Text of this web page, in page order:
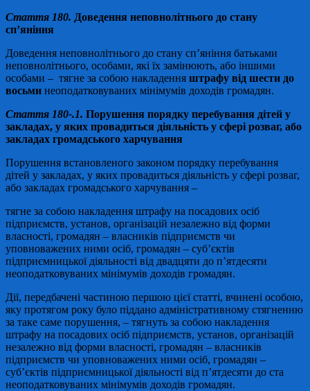
Стаття 180. Доведення неповнолітнього до стану
сп’яніння
Доведення неповнолітнього до стану сп’яніння батьками
неповнолітнього, особами, які їх замінюють, або іншими
особами – тягне за собою накладення штрафу від шести до
восьми неоподатковуваних мінімумів доходів громадян.
Стаття 180-.1. Порушення порядку перебування дітей у
закладах, у яких провадиться діяльність у сфері розваг, або
закладах громадського харчування
Порушення встановленого законом порядку перебування
дітей у закладах, у яких провадиться діяльність у сфері розваг,
або закладах громадського харчування –
тягне за собою накладення штрафу на посадових осіб
підприємств, установ, організацій незалежно від форми
власності, громадян – власників підприємств чи
уповноважених ними осіб, громадян – суб’єктів
підприємницької діяльності від двадцяти до п’ятдесяти
неоподатковуваних мінімумів доходів громадян.
Дії, передбачені частиною першою цієї статті, вчинені особою,
яку протягом року було піддано адміністративному стягненню
за таке саме порушення, – тягнуть за собою накладення
штрафу на посадових осіб підприємств, установ, організацій
незалежно від форми власності, громадян – власників
підприємств чи уповноважених ними осіб, громадян –
суб’єктів підприємницької діяльності від п’ятдесяти до ста
неоподатковуваних мінімумів доходів громадян.